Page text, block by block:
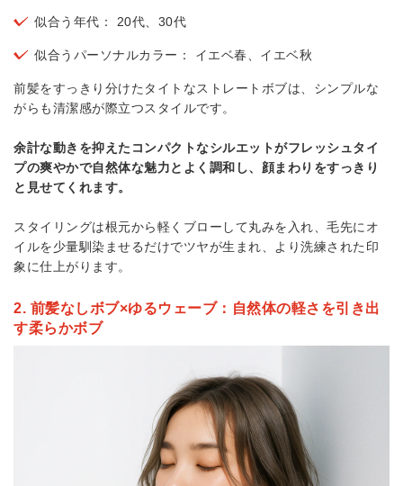
似合う年代： 20代、30代
似合うパーソナルカラー： イエベ春、イエベ秋
前髪をすっきり分けたタイトなストレートボブは、シンプルな
がらも清潔感が際立つスタイルです。
余計な動きを抑えたコンパクトなシルエットがフレッシュタイ
プの爽やかで自然体な魅力とよく調和し、顔まわりをすっきり
と見せてくれます。
スタイリングは根元から軽くブローして丸みを入れ、毛先にオ
イルを少量馴染ませるだけでツヤが生まれ、より洗練された印
象に仕上がります。
2. 前髪なしボブ×ゆるウェーブ：自然体の軽さを引き出
す柔らかボブ